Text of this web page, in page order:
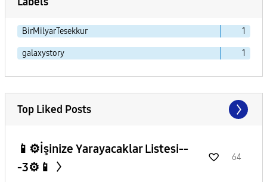
BirMilyarTesekkur 1
galaxystory 1
Top Liked Posts
📱⚙️İşinize Yarayacaklar Listesi--
-3⚙️📱
64